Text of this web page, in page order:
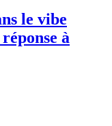
le vibe
à